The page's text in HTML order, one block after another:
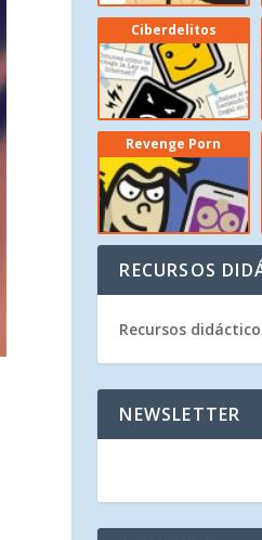
Ciberdelitos
Revenge Porn
RECURSOS
Recursos
NEWSLETTER